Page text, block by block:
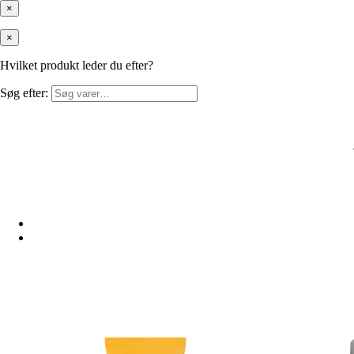
×
×
Hvilket produkt leder du efter?
Søg efter: